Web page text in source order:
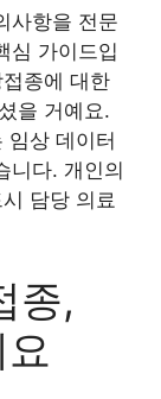
사항을 전문
심 가이드입
종에 대한
을 거예요.
임상 데이터
니다. 개인의
담당 의료
종,